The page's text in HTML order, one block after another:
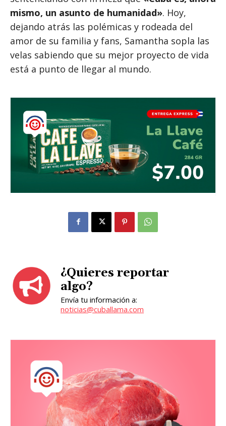
mismo, un asunto de humanidad». Hoy,
dejando atrás las polémicas y rodeada del
amor de su familia y fans, Samantha sopla las
velas sabiendo que su mejor proyecto de vida
está a punto de llegar al mundo.
¿Quieres reportar
algo?
Envía tu información a:
noticias@cuballama.com